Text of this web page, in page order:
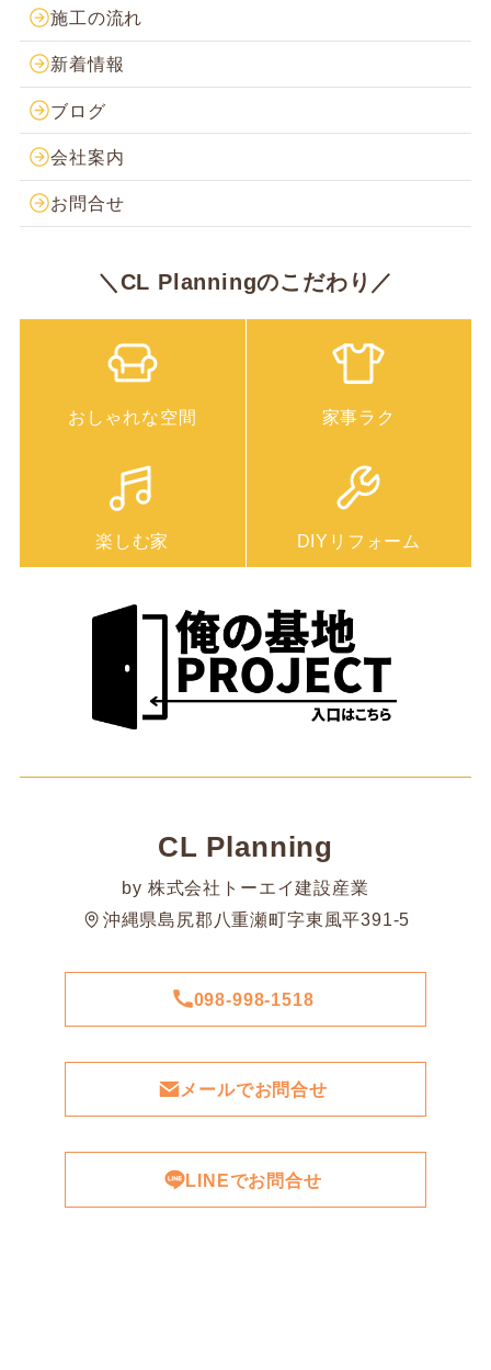
施工の流れ
新着情報
ブログ
会社案内
お問合せ
＼CL Planningのこだわり／
おしゃれな空間 家事ラク
楽しむ家 DIYリフォーム
CL Planning
by 株式会社トーエイ建設産業
沖縄県島尻郡八重瀬町字東風平391-5
098-998-1518
メールでお問合せ
LINEでお問合せ